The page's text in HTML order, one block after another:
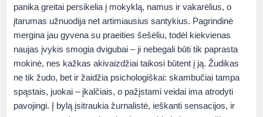
panika greitai persikelia į mokyklą, namus ir vakarėlius, o
įtarumas užnuodija net artimiausius santykius. Pagrindinė
mergina jau gyvena su praeities šešėliu, todėl kiekvienas
naujas įvykis smogia dvigubai – ji nebegali būti tik paprasta
mokinė, nes kažkas akivaizdžiai taikosi būtent į ją. Žudikas
ne tik žudo, bet ir žaidžia psichologiškai: skambučiai tampa
spąstais, juokai – įkalčiais, o pažįstami veidai ima atrodyti
pavojingi. Į bylą įsitraukia žurnalistė, ieškanti sensacijos, ir